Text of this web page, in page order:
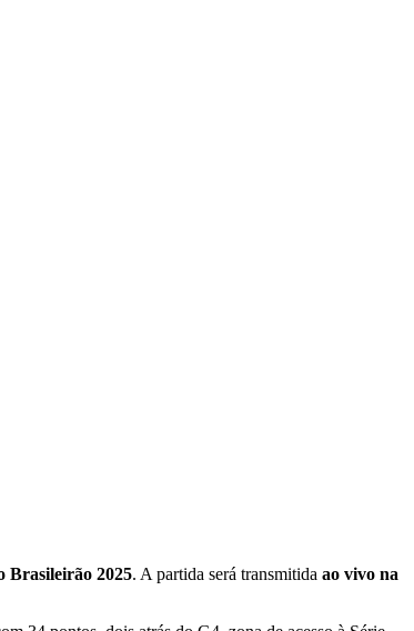
Brasileirão 2025. A partida será transmitida ao vivo na